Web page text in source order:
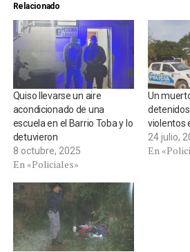
Relacionado
Quiso llevarse un aire
acondicionado de una
escuela en el Barrio Toba y lo
detuvieron
8 octubre, 2025
En «Policiales»
Un
violentos
24 julio,
En